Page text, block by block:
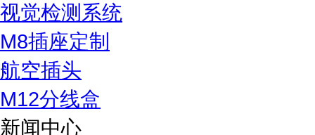
视觉检测系统
M8插座定制
航空插头
M12分线盒
新闻中心